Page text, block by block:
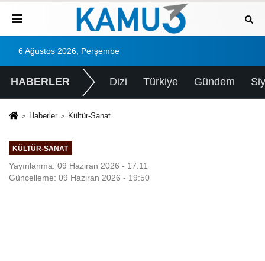
6 Ağustos 2026, Perşembe
HABERLER Dizi Türkiye Gündem
Haberler Kültür-Sanat
KÜLTÜR-SANAT
Yayınlanma: 09 Haziran 2026 - 17:11
Güncelleme: 09 Haziran 2026 - 19:50